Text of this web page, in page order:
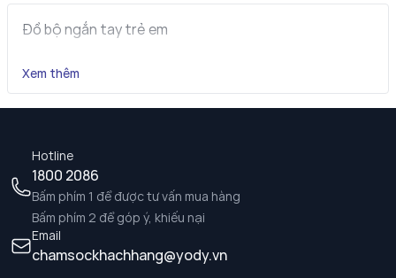
Đồ bộ ngắn tay trẻ em
Xem thêm
Hotline
1800 2086
Bấm phím 1 để được tư vấn mua hàng
Bấm phím 2 để góp ý, khiếu nại
Email
chamsockhachhang@yody.vn